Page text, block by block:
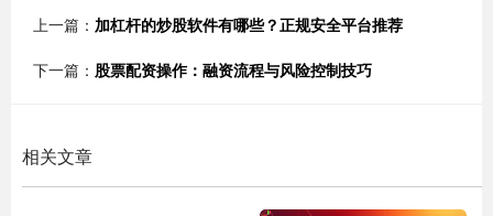
上一篇： 加杠杆的炒股软件有哪些？正规安全平台推荐
下一篇： 股票配资操作：融资流程与风险控制技巧
相关文章